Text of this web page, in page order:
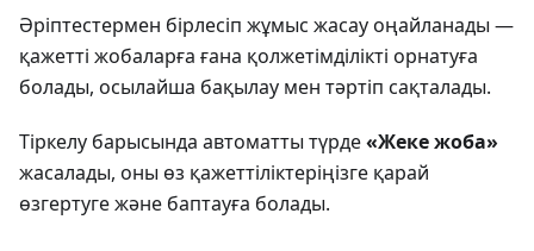
Әріптестермен бірлесіп жұмыс жасау оңайланады —
қажетті жобаларға ғана қолжетімділікті орнатуға
болады, осылайша бақылау мен тәртіп сақталады.
Тіркелу барысында автоматты түрде«Жеке жоба»
жасалады, оны өз қажеттіліктеріңізге қарай
өзгертуге және баптауға болады.